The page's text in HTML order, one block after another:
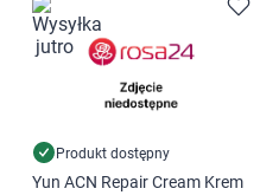
Produkt dostępny
Yun ACN Repair Cream Krem